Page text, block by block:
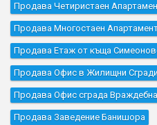
Продава Четиристаен
Продава Многостаен
Продава Етаж от къща
Продава Офис в Жилищни
Продава Офис сграда Враждебна
Продава Заведение Банишора